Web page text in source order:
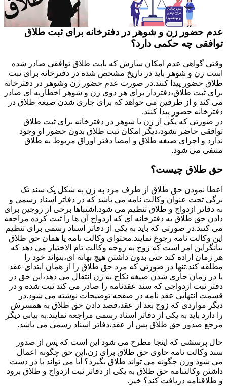
عدم حضور زن و شوهر در دفترخانه برای ثبت طلاق
توافقی چه حکمی دارد؟
وقتی گواهی عدم امکان سازش که بابت طلاق توافقی صادر شده
است زن و شوهر باید در تاریخ مشخص شده در دفترخانه برای ثبت
طلاق حضور پیدا کنند.در صورت عدم حضور زن وشوهر در دفترخانه
برای ثبت طلاق،دفتردار برای هر دوی زن و شوهر اخطاریه ای صادر
می کند و از طرفین می خواهد که برای جاری شدن صیغه طلاق در
دفترخانه حضور پیدا کنند.
در صورتی که یکی از زن یا شوهر در دفترخانه برای ثبت طلاق
توافقی حاضر نشود،دیگر امکان ثبت طلاق بدون حضور او وجود
ندارد و اجرای صیغه طلاق و امضا دفتر اوراق مربوط به طلاق
منتفی می شود.
حق طلاق چیست؟
اعطا نمودن حق طلاق از طرف مرد به زن به شکل یک سند تک
برگی تحت عنوان وکالت نامه می باشد که در دفاتر اسناد رسمی و
نه دفاتر ازدواج و طلاق تنظیم می شود.اشتباها برخی از زوجین برای
دادن حق طلاق به دفترخانه ای که ازدواج آن ها را ثبت کرده مراجعه
می کنند.در صورتی که باید به یکی از دفاتر اسناد رسمی برای تنظیم
این وکالت نامه رجوع نمایند.محتوای وکالت نامه یا همان حق طلاق
بیانگراین امر است که زوج به زوجه وکالت تام الاختیار می دهد که
هر زمان اراده کند حتی بدون داشتن هیچ بهانه ای،بتواند خود را
مطلقه کند.تنها در صورتی که مرد حق طلاق را از همان ابتدای عقد
یا در زمان جاری شدن صیغه نکاح به زن انتقال می دهد،این حق در
دفتر ثبت ازدواجی که سند عقدنامه را صادر می کند ثبت شده و در
قسمت انتهایی عقد نامه در صفحه توضیحات نوشته می شود.در
دیگر مواردی که زوج بعد از عقد،قصد دادن حق طلاق به همسرش
را دارد باید به یکی از دفاتر اسناد رسمی مراجعه نمایند.به بیانی دیگر
مرجع صدور حق طلاق پس از عقد،دفاتر اسناد رسمی می باشد.
حال پرسشی که اینجا مطرح می شود این است که پس از صدور
سند وکالت نامه حاوی حق طلاق برای زن،این حق چگونه اعمال
می شود وزن چگونه می تواند طلاق بگیرد؟ آیا می تواند با در دست
داشتن وکالتنامه حق طلاق به یکی از دفاتر ثبت ازدواج و طلاق برود
و طلاقنامه دریافت کند؟ خیر.